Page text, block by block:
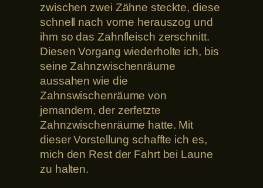
zwischen zwei Zähne steckte, diese
schnell nach vorne herauszog und
ihm so das Zahnfleisch zerschnitt.
Diesen Vorgang wiederholte ich, bis
seine Zahnzwischenräume
aussahen wie die
Zahnswischenräume von
jemandem, der zerfetzte
Zahnzwischenräume hatte. Mit
dieser Vorstellung schaffte ich es,
mich den Rest der Fahrt bei Laune
zu halten.